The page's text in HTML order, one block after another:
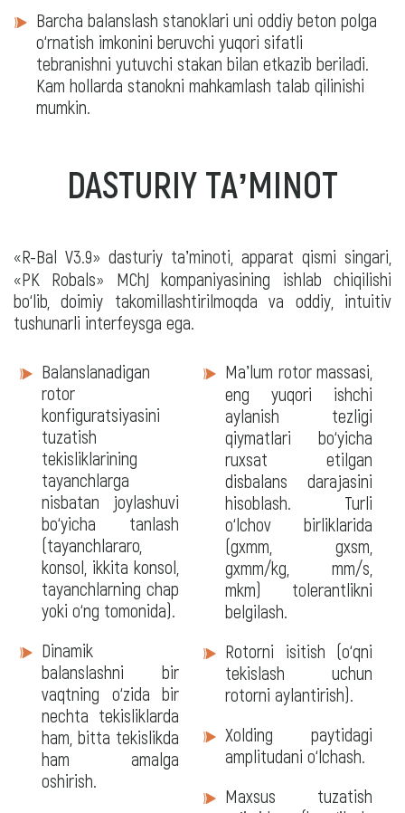
Barcha balanslash stanoklari uni oddiy beton polga
o‘rnatish imkonini beruvchi yuqori sifatli
tebranishni yutuvchi stakan bilan etkazib beriladi.
Kam hollarda stanokni mahkamlash talab qilinishi
mumkin.
DASTURIY TAʼMINOT
«R-Bal V3.9» dasturiy taʼminoti, apparat qismi singari,
«PK Robals» MChJ kompaniyasining ishlab chiqilishi
bo‘lib, doimiy takomillashtirilmoqda va oddiy, intuitiv
tushunarli interfeysga ega.
Dasturiy
taʼminot
Balanslanadigan
rotor
konfiguratsiyasini
tuzatish
tekisliklarining
tayanchlarga
nisbatan joylashuvi
bo‘yicha tanlash
(tayanchlararo,
konsol, ikkita konsol,
tayanchlarning chap
yoki o‘ng tomonida).
Dinamik
balanslashni bir
vaqtning o‘zida bir
nechta tekisliklarda
ham, bitta tekislikda
ham amalga
oshirish.
Maʼlum rotor massasi,
eng yuqori ishchi
aylanish tezligi
qiymatlari bo‘yicha
ruxsat etilgan
disbalans darajasini
hisoblash. Turli
o‘lchov birliklarida
(gxmm, gxsm,
gxmm/kg, mm/s,
mkm) tolerantlikni
belgilash.
Rotorni isitish (o‘qni
tekislash uchun
rotorni aylantirish).
Xolding paytidagi
amplitudani o‘lchash.
Maxsus tuzatish